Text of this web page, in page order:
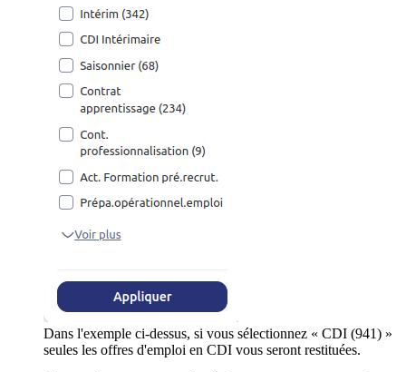
Dans l'exemple ci-dessus, si vous sélectionnez « CDI (941) »
seules les offres d'emploi en CDI vous seront restituées.